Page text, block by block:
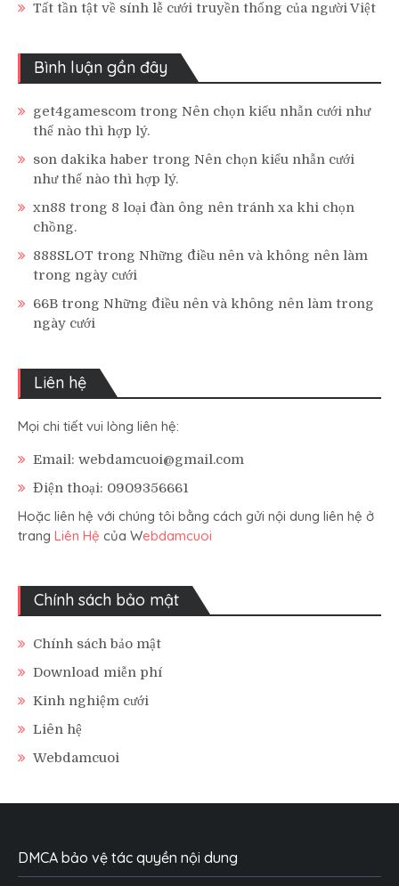
Tất tần tật về sính lễ cưới truyền thống của người Việt
Bình luận gần đây
get4gamescom trong Nên chọn kiểu nhẫn cưới như
thế nào thì hợp lý.
son dakika haber trong Nên chọn kiểu nhẫn cưới
như thế nào thì hợp lý.
xn88 trong 8 loại đàn ông nên tránh xa khi chọn
chồng.
888SLOT trong Những điều nên và không nên làm
trong ngày cưới
66B trong Những điều nên và không nên làm trong
ngày cưới
Liên hệ
Mọi chi tiết vui lòng liên hệ:
Email: webdamcuoi@gmail.com
Điện thoại: 0909356661
Hoặc liên hệ với chúng tôi bằng cách gửi nội dung liên hệ ở
trang Liên Hệ của Webdamcuoi
Chính sách bảo mật
Chính sách bảo mật
Download miễn phí
Kinh nghiệm cưới
Liên hệ
Webdamcuoi
DMCA bảo vệ tác quyền nội dung